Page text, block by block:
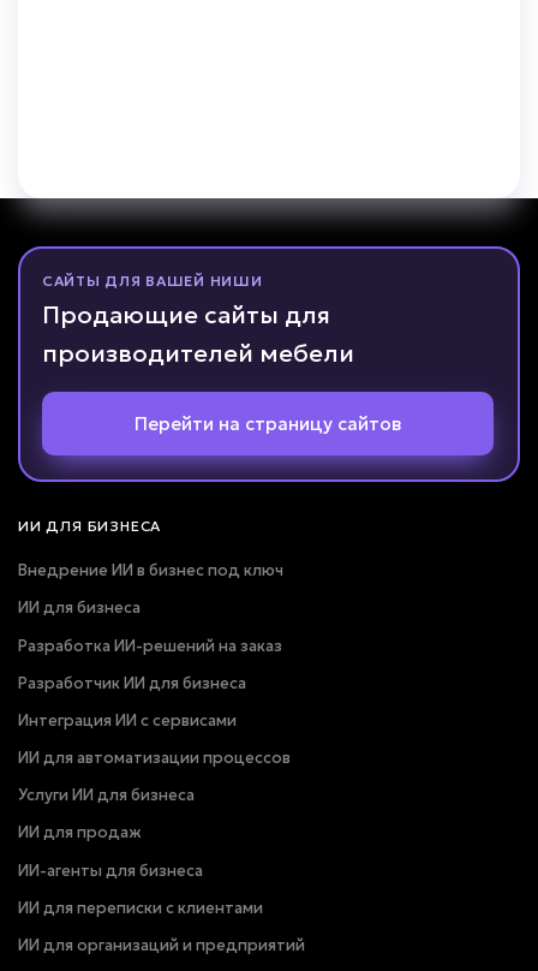
САЙТЫ ДЛЯ ВАШЕЙ НИШИ
Продающие сайты для
производителей мебели
Перейти на страницу сайтов
ИИ ДЛЯ БИЗНЕСА
Внедрение ИИ в бизнес под ключ
ИИ для бизнеса
Разработка ИИ-решений на заказ
Разработчик ИИ для бизнеса
Интеграция ИИ с сервисами
ИИ для автоматизации процессов
Услуги ИИ для бизнеса
ИИ для продаж
ИИ-агенты для бизнеса
ИИ для переписки с клиентами
ИИ для организаций и предприятий